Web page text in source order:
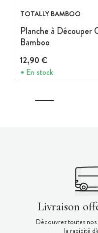
TOTALLY BAMBOO
Planche à Découper
Bamboo
12,90 €
En stock
Livraison
Découvrez toutes
la rapidité